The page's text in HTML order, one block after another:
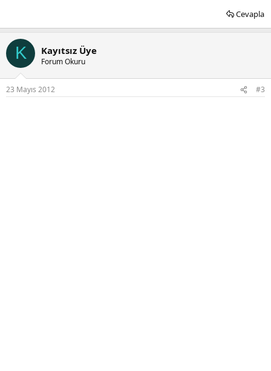
Cevapla
K Kayıtsız Üye
Forum Okuru
23 Mayıs 2012 #3